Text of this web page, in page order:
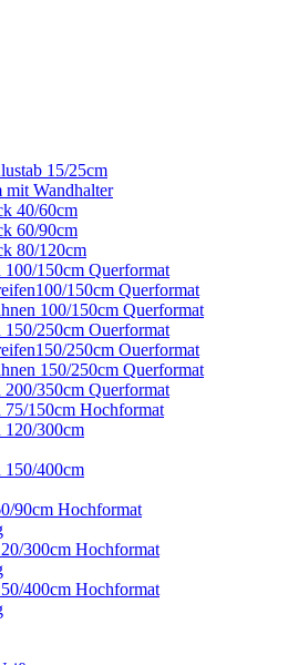
15/25cm
mit Wandhalter
40/60cm
60/90cm
80/120cm
100/150cm Querformat
150cm Querformat
100/150cm Querformat
150/250cm Ouerformat
250cm Ouerformat
150/250cm Querformat
200/350cm Querformat
75/150cm Hochformat
120/300cm
150/400cm
90cm Hochformat
300cm Hochformat
400cm Hochformat